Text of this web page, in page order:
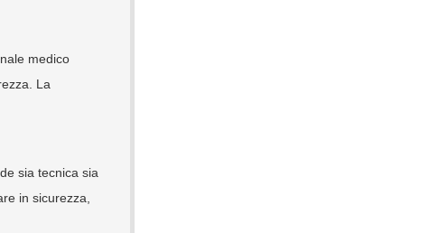
medico
La
sia tecnica sia
in sicurezza,